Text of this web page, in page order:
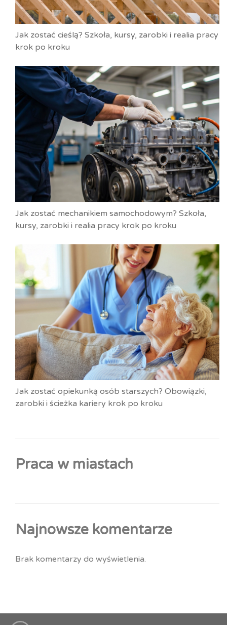
Jak zostać cieślą? Szkoła, kursy, zarobki i realia pracy
krok po kroku
Jak zostać mechanikiem samochodowym? Szkoła,
kursy, zarobki i realia pracy krok po kroku
Jak zostać opiekunką osób starszych? Obowiązki,
zarobki i ścieżka kariery krok po kroku
Praca w miastach
Najnowsze komentarze
Brak komentarzy do wyświetlenia.